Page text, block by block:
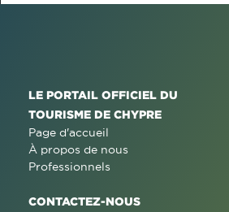
LE PORTAIL OFFICIEL DU
TOURISME DE CHYPRE
Page d'accueil
À propos de nous
Professionnels
CONTACTEZ-NOUS